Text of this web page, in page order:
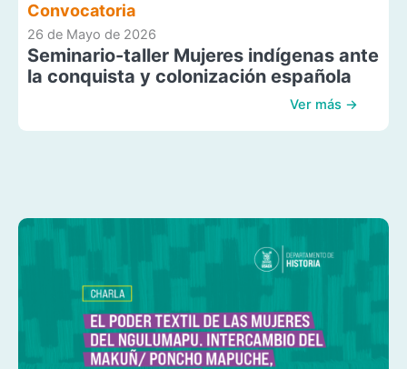
Convocatoria
26 de Mayo de 2026
Seminario-taller Mujeres indígenas ante
la conquista y colonización española
Ver más →